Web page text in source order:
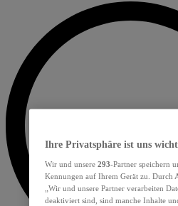
Ihre Privatsphäre ist uns
Wir und unsere 293-Partner speichern
Kennungen auf Ihrem Gerät zu. Durch
„Wir und unsere Partner verarbeiten
deaktiviert sind, sind manche Inhalte